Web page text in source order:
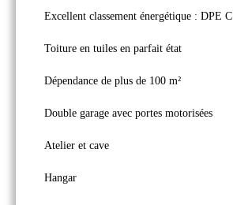
Excellent classement énergétique : DPE C
Toiture en tuiles en parfait état
Dépendance de plus de 100 m²
Double garage avec portes motorisées
Atelier et cave
Hangar